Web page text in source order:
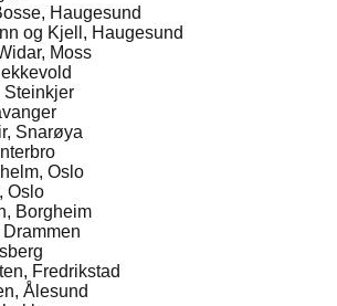
Haugesund
og Kjell, Haugesund
Moss
Steinkjer
Snarøya
Oslo
Oslo
Borgheim
Fredrikstad
Ålesund